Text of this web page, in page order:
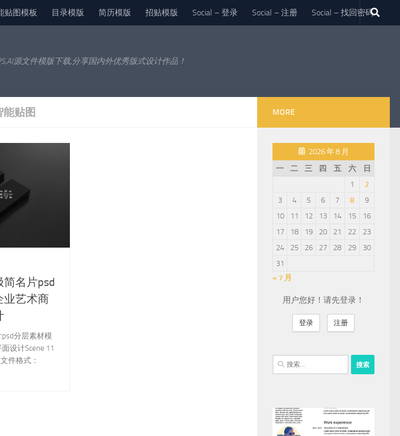
贴图模板 目录模版 简历模版 招贴模版 Social – 登录 Social – 注册 Social – 找回密码
源文件模版下载,分享国内外优秀版式设计作品！
贴图
简名片psd
业艺术商
分层素材模
设计Scene 11
件格式：
MORE
2026 年 8 月
一
二 三 四 五 六
日
1
2
3
4 5 6 7 8
9
10
11 12 13 14 15
16
17
18 19 20 21 22
23
24
25 26 27 28 29
30
31
« 7 月
用户您好！请先登录！
登录 注册
搜
索：